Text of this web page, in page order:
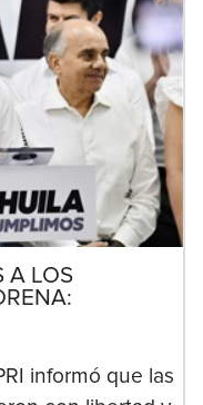
A LOS
informó que las